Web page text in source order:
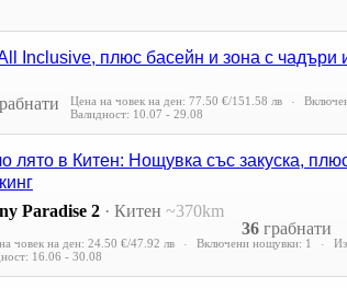
Inclusive, плюс басейн и зона с чадъри
Цена на човек на ден: 77.50 €/151.58 лв
Валидност: 10.07 - 29.08
лято в Китен: Нощувка със закуска,
Paradise 2 · Китен ~370km
36 грабнати
човек на ден: 24.50 €/47.92 лв Включени нощувки: 1
16.06 - 30.08